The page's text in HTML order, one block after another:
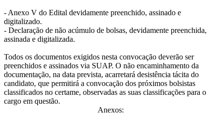
- Anexo V do Edital devidamente preenchido, assinado e
digitalizado.
- Declaração de não acúmulo de bolsas, devidamente preenchida,
assinada e digitalizada.
Todos os documentos exigidos nesta convocação deverão ser
preenchidos e assinados via SUAP. O não encaminhamento da
documentação, na data prevista, acarretará desistência tácita do
candidato, que permitirá a convocação dos próximos bolsistas
classificados no certame, observadas as suas classificações para o
cargo em questão.
Anexos: